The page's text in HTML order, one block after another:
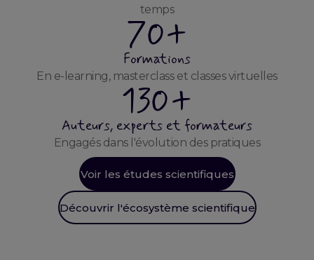
temps
70+
Formations
En e-learning, masterclass et classes virtuelles
130+
Auteurs, experts et formateurs
Engagés dans l'évolution des pratiques
Voir les études scientifiques
Découvrir l'écosystème scientifique